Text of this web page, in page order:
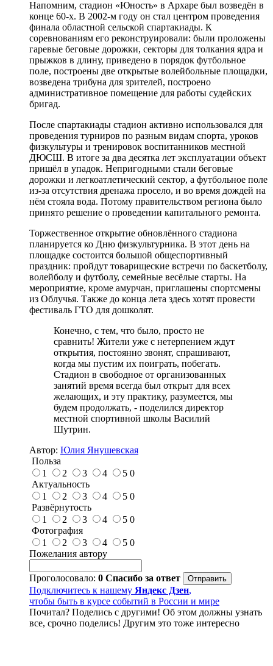
Напомним, стадион «Юность» в Архаре был возведён в
конце 60-х. В 2002-м году он стал центром проведения
финала областной сельской спартакиады. К
соревнованиям его реконструировали: были проложены
гаревые беговые дорожки, секторы для толкания ядра и
прыжков в длину, приведено в порядок футбольное
поле, построены две открытые волейбольные площадки,
возведена трибуна для зрителей, построено
административное помещение для работы судейских
бригад.
После спартакиады стадион активно использовался для
проведения турниров по разным видам спорта, уроков
физкультуры и тренировок воспитанников местной
ДЮСШ. В итоге за два десятка лет эксплуатации объект
пришёл в упадок. Непригодными стали беговые
дорожки и легкоатлетический сектор, а футбольное поле
из-за отсутствия дренажа просело, и во время дождей на
нём стояла вода. Потому правительством региона было
принято решение о проведении капитального ремонта.
Торжественное открытие обновлённого стадиона
планируется ко Дню физкультурника. В этот день на
площадке состоится большой общеспортивный
праздник: пройдут товарищеские встречи по баскетболу,
волейболу и футболу, семейные весёлые старты. На
мероприятие, кроме амурчан, приглашены спортсмены
из Облучья. Также до конца лета здесь хотят провести
фестиваль ГТО для дошколят.
Конечно, с тем, что было, просто не
сравнить! Жители уже с нетерпением ждут
открытия, постоянно звонят, спрашивают,
когда мы пустим их поиграть, побегать.
Стадион в свободное от организованных
занятий время всегда был открыт для всех
желающих, и эту практику, разумеется, мы
будем продолжать, - поделился директор
местной спортивной школы Василий
Шутрин.
Автор: Юлия Янушевская
Польза
1
2 3 4 5 0
Актуальность
1
2 3 4 5 0
Развёрнутость
1
2 3 4 5 0
Фотография
1
2 3 4 5 0
Пожелания автору
Проголосовало: 0 Спасибо за ответ
Подключитесь к нашему Яндекс Дзен,
чтобы быть в курсе событий в России и мире
Почитал? Поделись с другими! Об этом должны узнать
все, срочно поделись! Другим это тоже интересно